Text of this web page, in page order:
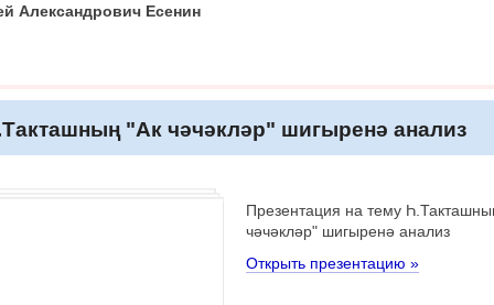
Александрович Есенин
"Ак чәчәкләр" шигыренә анализ
Презентация на тему
чәчәкләр" шигыренә анализ
Открыть презентацию »